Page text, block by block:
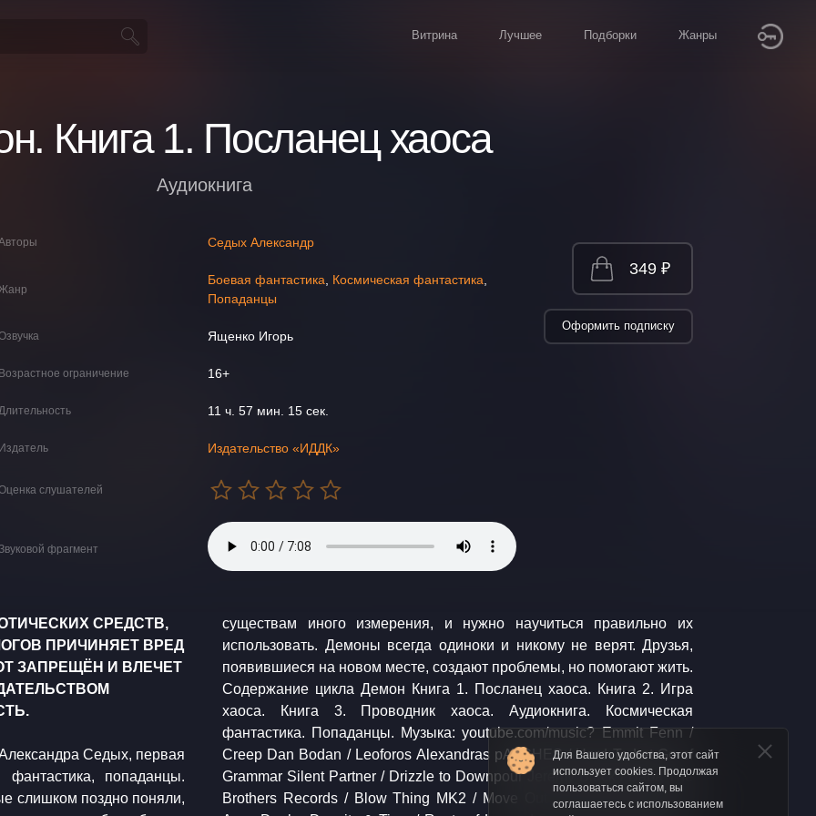
Витрина Лучшее Подборки Жанры
Книга 1. Посланец хаоса
Аудиокнига
Седых Александр
Боевая фантастика Космическая фантастика
Попаданцы
Ященко Игорь
ограничение 16+
11 ч. 57 мин. 15 сек.
Издательство «ИДДК»
слушателей
фрагмент
349 ₽
Оформить подписку
СРЕДСТВ,
ПРИЧИНЯЕТ ВРЕД
ЗАПРЕЩЁН И ВЛЕЧЕТ
Седых, первая
попаданцы.
слишком поздно поняли,
существам иного измерения, и нужно научиться правильно их
использовать. Демоны всегда одиноки и никому не верят. Друзья,
появившиеся на новом месте, создают проблемы, но помогают жить.
Содержание цикла Демон Книга 1. Посланец хаоса. Книга 2. Игра
хаоса. Книга 3. Проводник хаоса. Аудиокнига. Космическая
фантастика. Попаданцы. Музыка: youtube.com/music? Emmit Fenn /
/ Hard To Let Go of
Jeremy Black / Baba The
Out Anno Domini Beats /
Для Вашего удобства, этот сайт
использует cookies. Продолжая
пользоваться сайтом, вы
соглашаетесь с использованием